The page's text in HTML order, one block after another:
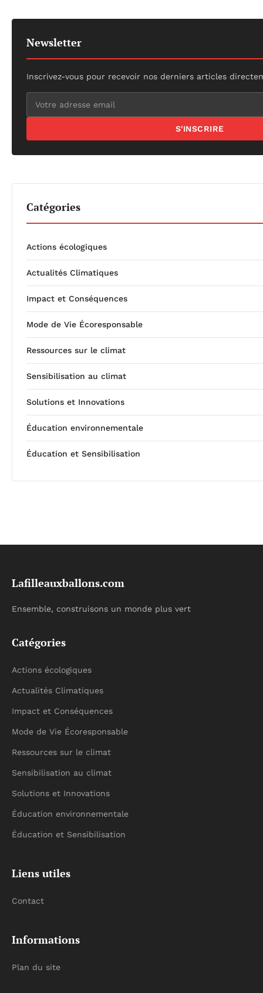
Newsletter
Inscrivez-vous pour recevoir nos derniers articles
S'INSCRIRE
Catégories
Actions écologiques
Actualités Climatiques
Impact et Conséquences
Mode de Vie Écoresponsable
Ressources sur le climat
Sensibilisation au climat
Solutions et Innovations
Éducation environnementale
Éducation et Sensibilisation
Lafilleauxballons.com
Ensemble, construisons un monde plus vert
Catégories
Actions écologiques
Actualités Climatiques
Impact et Conséquences
Mode de Vie Écoresponsable
Ressources sur le climat
Sensibilisation au climat
Solutions et Innovations
Éducation environnementale
Éducation et Sensibilisation
Liens utiles
Contact
Informations
Plan du site